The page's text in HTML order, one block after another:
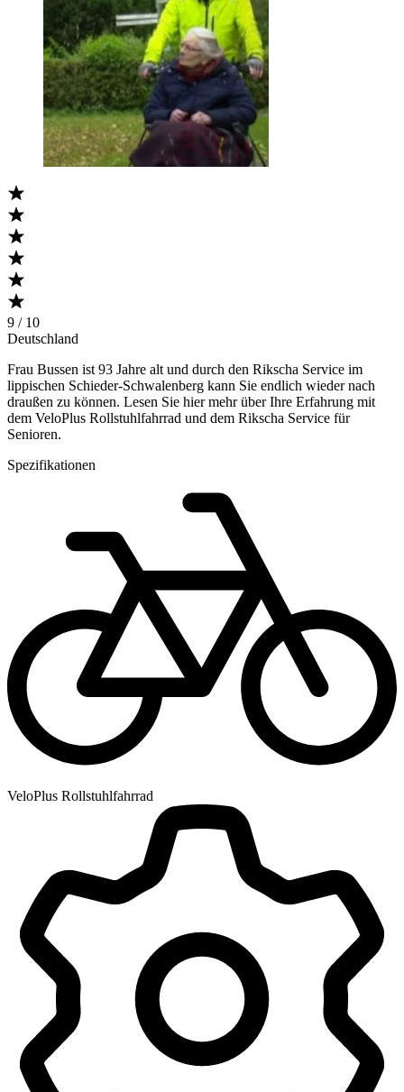
9 / 10
Deutschland
Frau Bussen ist 93 Jahre alt und durch den Rikscha Service im
lippischen Schieder-Schwalenberg kann Sie endlich wieder nach
draußen zu können. Lesen Sie hier mehr über Ihre Erfahrung mit
dem VeloPlus Rollstuhlfahrrad und dem Rikscha Service für
Senioren.
Spezifikationen
VeloPlus Rollstuhlfahrrad